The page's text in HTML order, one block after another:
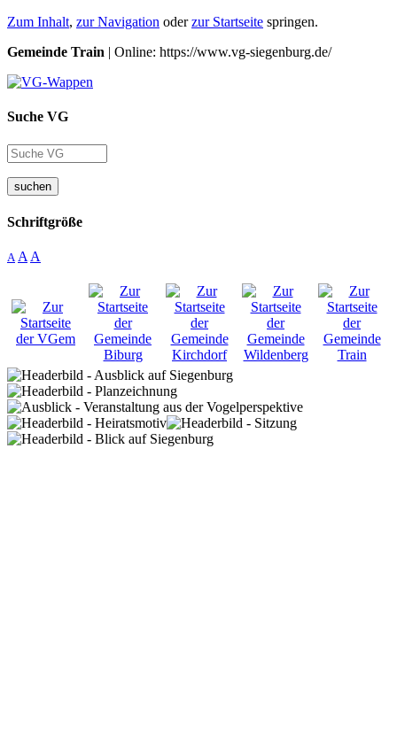
Zum Inhalt, zur Navigation oderzur Startseite springen.
Gemeinde Train | Online: https://www.vg-siegenburg.de/
Suche VG
suchen
Schriftgröße
A A A